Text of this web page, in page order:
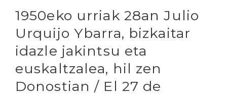
1950eko urriak 28an Julio
Urquijo Ybarra, bizkaitar
idazle jakintsu eta
euskaltzalea, hil zen
Donostian / El 27 de